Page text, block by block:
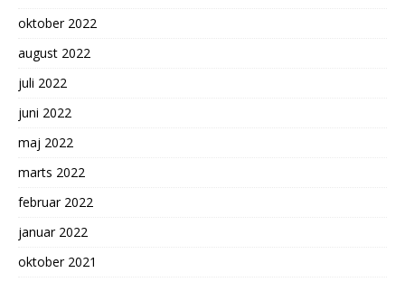
oktober 2022
august 2022
juli 2022
juni 2022
maj 2022
marts 2022
februar 2022
januar 2022
oktober 2021